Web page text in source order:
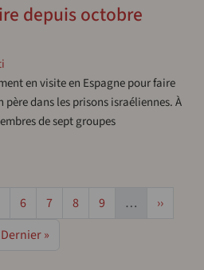
depuis octobre
en visite en Espagne pour faire
dans les prisons israéliennes. À
de sept groupes
Page
6 Page
7 Page
8 Page
9 … Page
››
Dernière page
Dernier »